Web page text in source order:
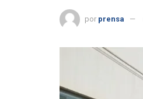
por prensa